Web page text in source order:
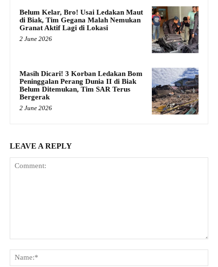
Belum Kelar, Bro! Usai Ledakan Maut
di Biak, Tim Gegana Malah Nemukan
Granat Aktif Lagi di Lokasi
2 June 2026
Masih Dicari! 3 Korban Ledakan Bom
Peninggalan Perang Dunia II di Biak
Belum Ditemukan, Tim SAR Terus
Bergerak
2 June 2026
LEAVE A REPLY